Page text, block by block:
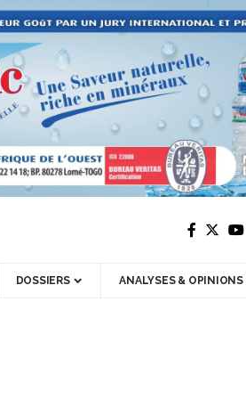
DOSSIERS ANALYSES & OPINIONS